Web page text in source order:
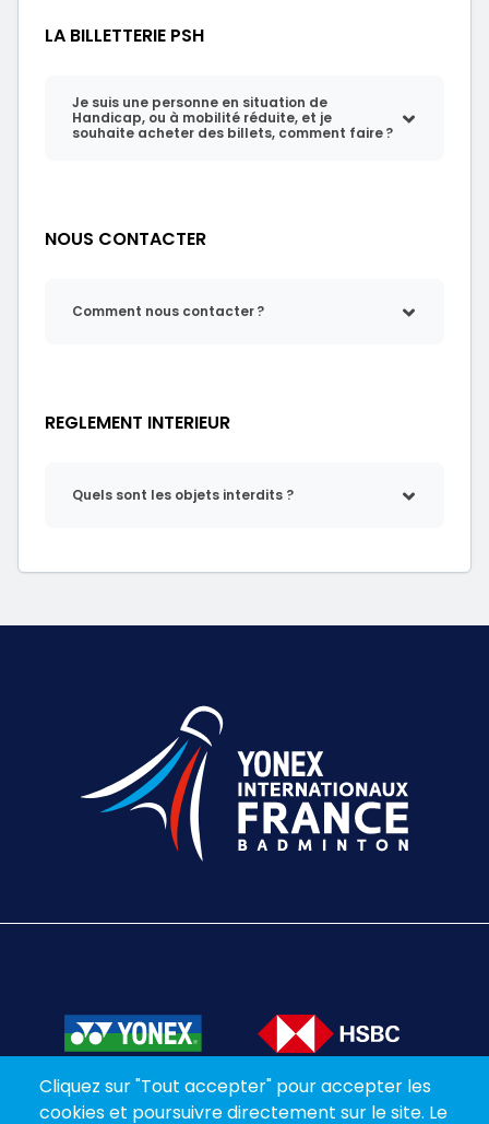
LA BILLETTERIE PSH
Je suis une personne en situation de
Handicap, ou à mobilité réduite, et je
souhaite acheter des billets, comment faire ?
NOUS CONTACTER
Comment nous contacter ?
REGLEMENT INTERIEUR
Quels sont les objets interdits ?
Cliquez sur "Tout accepter" pour accepter les
cookies et poursuivre directement sur le site. Le